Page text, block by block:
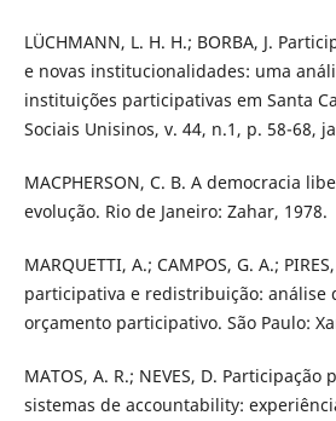
LÜCHMANN, L. H. H.; BORBA, J.
e novas institucionalidades: uma
instituições participativas em Santa
Sociais Unisinos, v. 44, n.1, p. 58-68,
MACPHERSON, C. B. A democracia
evolução. Rio de Janeiro: Zahar, 1978.
MARQUETTI, A.; CAMPOS, G. A.;
participativa e redistribuição: análise
orçamento participativo. São Paulo:
MATOS, A. R.; NEVES, D.
sistemas de accountability: